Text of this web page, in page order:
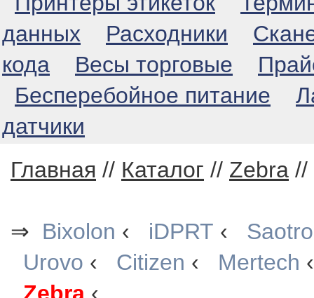
данных
Расходники
кода
Весы торговые
Бесперебойное питание
датчики
Главная // Каталог // Zebra //
⇒ Bixolon ‹ iDPRT ‹
Urovo ‹ Citizen ‹ Mertech